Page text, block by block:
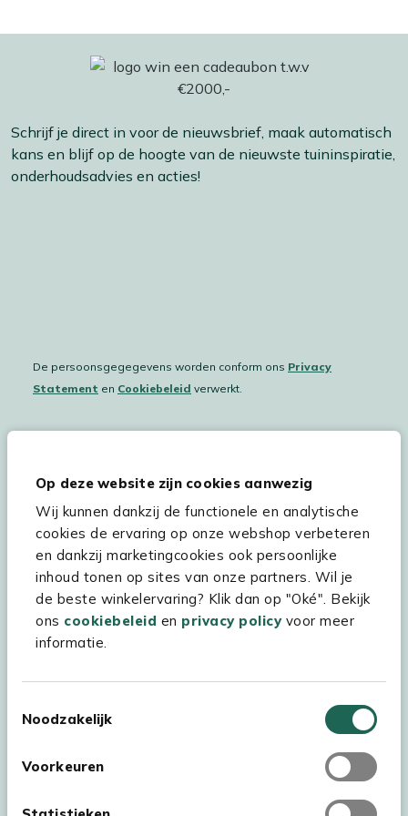
Op deze website zijn cookies aanwezig
Wij kunnen dankzij de functionele en analytische
cookies de ervaring op onze webshop verbeteren
en dankzij marketingcookies ook persoonlijke
inhoud tonen op sites van onze partners. Wil je
de beste winkelervaring? Klik dan op "Oké". Bekijk
ons cookiebeleid en privacy policyvoor meer
informatie.
Noodzakelijk
Voorkeuren
Bekijk meer Tuinkussens
Bekijk meer Warmtekussens
Bekijk meer Vuur & terrasverwarming
Schrijf je direct in voor de nieuwsbrief, maak automatisch
kans en blijf op de hoogte van de nieuwste tuininspiratie,
onderhoudsadvies en acties!
De persoonsgegegevens worden conform ons Privacy
Statement en Cookiebeleid verwerkt.
Hulp & service
Assortiment
Kees Smit Tuinmeubelen
Experience Stores XXL